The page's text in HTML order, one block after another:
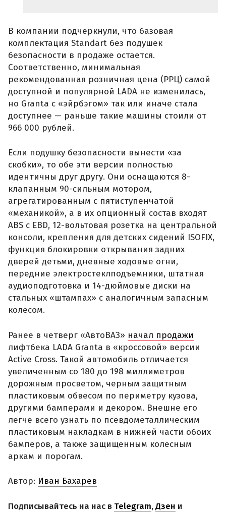
В компании подчеркнули, что базовая
комплектация Standart без подушек
безопасности в продаже остается.
Соответственно, минимальная
рекомендованная розничная цена (РРЦ) самой
доступной и популярной LADA не изменилась,
но Granta с «эйрбэгом» так или иначе стала
доступнее — раньше такие машины стоили от
966 000 рублей.
Если подушку безопасности вынести «за
скобки», то обе эти версии полностью
идентичны друг другу. Они оснащаются 8-
клапанным 90-сильным мотором,
агрегатированным с пятиступенчатой
«механикой», а в их опционный состав входят
ABS с EBD, 12-вольтовая розетка на центральной
консоли, крепления для детских сидений ISOFIX,
функция блокировки открывания задних
дверей детьми, дневные ходовые огни,
передние электростеклподъемники, штатная
аудиоподготовка и 14-дюймовые диски на
стальных «штампах» с аналогичным запасным
колесом.
Ранее в четверг «АвтоВАЗ» начал продажи
лифтбека LADA Granta в «кроссовой» версии
Active Cross. Такой автомобиль отличается
увеличенным со 180 до 198 миллиметров
дорожным просветом, черным защитным
пластиковым обвесом по периметру кузова,
другими бамперами и декором. Внешне его
легче всего узнать по псевдометаллическим
пластиковым накладкам в нижней части обоих
бамперов, а также защищенным колесным
аркам и порогам.
Автор: Иван Бахарев
Подписывайтесь на нас в Telegram,Дзен и